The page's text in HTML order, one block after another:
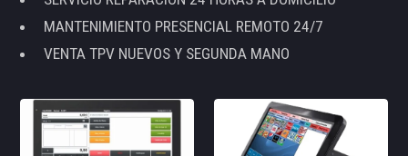
MANTENIMIENTO PRESENCIAL REMOTO 24/7
VENTA TPV NUEVOS Y SEGUNDA MANO